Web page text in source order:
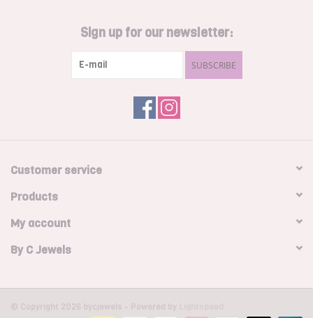
Sign up for our newsletter:
SUBSCRIBE
Customer service
Products
My account
By C Jewels